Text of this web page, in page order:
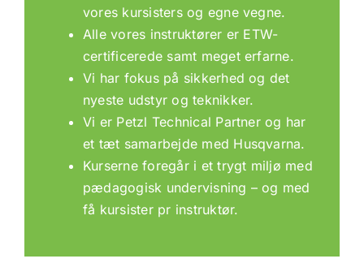
vores kursisters og egne vegne.
Alle vores instruktører er ETW-
certificerede samt meget erfarne.
Vi har fokus på sikkerhed og det
nyeste udstyr og teknikker.
Vi er Petzl Technical Partner og har
et tæt samarbejde med Husqvarna.
Kurserne foregår i et trygt miljø med
pædagogisk undervisning – og med
få kursister pr instruktør.